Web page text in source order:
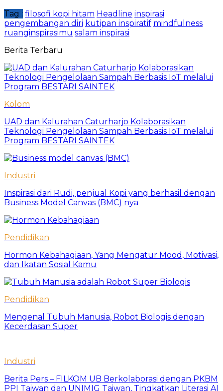
Tag : filosofi kopi hitam Headline inspirasi
pengembangan diri kutipan inspiratif mindfulness
ruanginspirasimu salam inspirasi
Berita Terbaru
Kolom
UAD dan Kalurahan Caturharjo Kolaborasikan
Teknologi Pengelolaan Sampah Berbasis IoT melalui
Program BESTARI SAINTEK
Industri
Inspirasi dari Rudi, penjual Kopi yang berhasil dengan
Business Model Canvas (BMC) nya
Pendidikan
Hormon Kebahagiaan, Yang Mengatur Mood, Motivasi,
dan Ikatan Sosial Kamu
Pendidikan
Mengenal Tubuh Manusia, Robot Biologis dengan
Kecerdasan Super
Industri
Berita Pers – FILKOM UB Berkolaborasi dengan PKBM
PPI Taiwan dan UNIMIG Taiwan, Tingkatkan Literasi AI